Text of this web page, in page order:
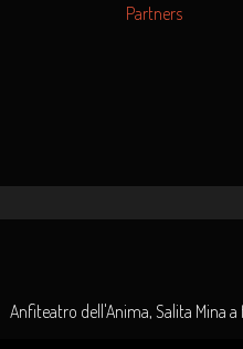
Partners
Anfiteatro dell'Anima, Salita Mina a